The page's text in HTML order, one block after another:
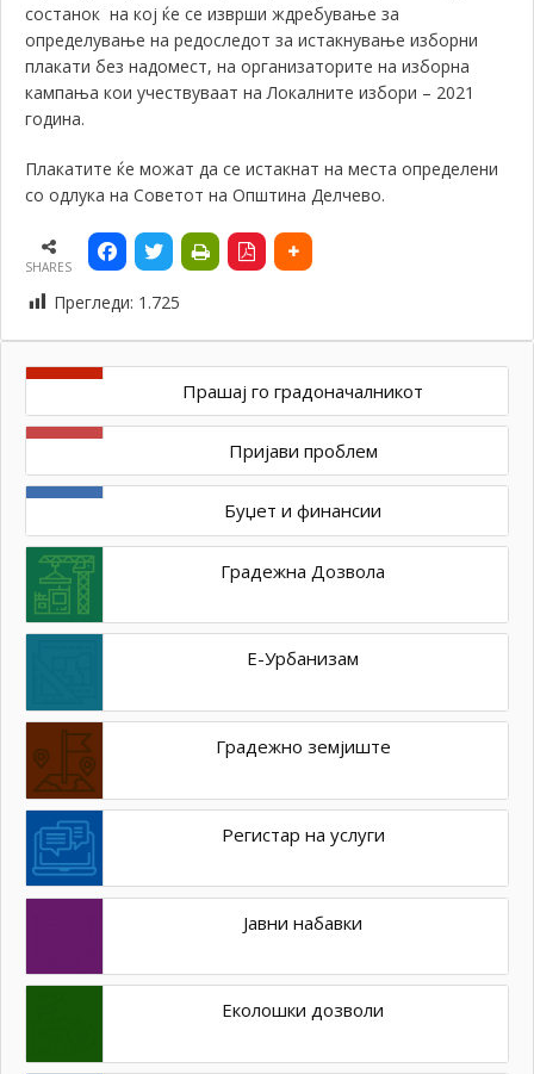
состанок на кој ќе се изврши ждребување за
определување на редоследот за истакнување изборни
плакати без надомест, на организаторите на изборна
кампања кои учествуваат на Локалните избори – 2021
година.
Плакатите ќе можат да се истакнат на места определени
со одлука на Советот на Општина Делчево.
SHARES
Прегледи: 1.725
Прашај го градоначалникот
Пријави проблем
Буџет и финансии
Градежна Дозвола
Е-Урбанизам
Градежно земјиште
Регистар на услуги
Јавни набавки
Еколошки дозволи